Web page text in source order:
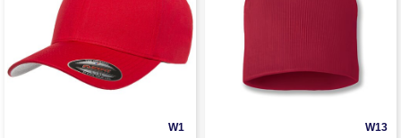
W1 W13